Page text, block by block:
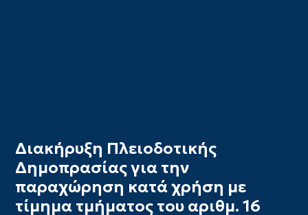
Διακήρυξη Πλειοδοτικής
Δημοπρασίας για την
παραχώρηση κατά χρήση με
τίμημα τμήματος του αριθμ. 16